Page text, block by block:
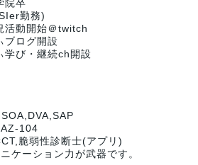
院卒
勤務)
活動開始＠twitch
ブログ開設
学び・継続ch開設
104
脆弱性診断士(アプリ)
ケーション力が武器です。